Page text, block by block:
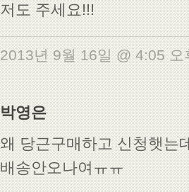
저도 주세요!!!
2013년 9월 16일 @ 4:05
박영은
왜 당근구매하고 신청햇는
배송안오나여ㅠㅠ